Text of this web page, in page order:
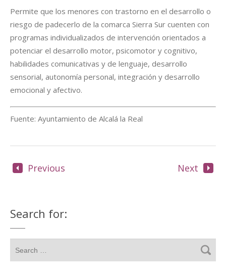
Permite que los menores con trastorno en el desarrollo o
riesgo de padecerlo de la comarca Sierra Sur cuenten con
programas individualizados de intervención orientados a
potenciar el desarrollo motor, psicomotor y cognitivo,
habilidades comunicativas y de lenguaje, desarrollo
sensorial, autonomía personal, integración y desarrollo
emocional y afectivo.
Fuente: Ayuntamiento de Alcalá la Real
Previous Next
Search for: